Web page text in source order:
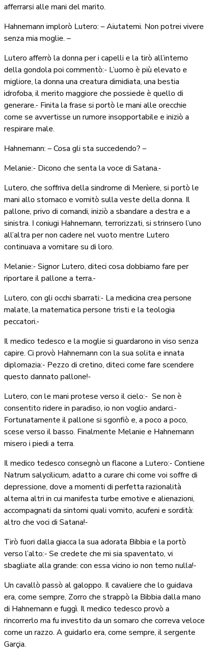
afferrarsi alle mani del marito.
Hahnemann implorò Lutero: – Aiutatemi. Non potrei vivere
senza mia moglie. –
Lutero afferrò la donna per i capelli e la tirò all’interno
della gondola poi commentò:- L’uomo è più elevato e
migliore, la donna una creatura dimidiata, una bestia
idrofoba, il merito maggiore che possiede è quello di
generare.- Finita la frase si portò le mani alle orecchie
come se avvertisse un rumore insopportabile e iniziò a
respirare male.
Hahnemann: – Cosa gli sta succedendo? –
Melanie:- Dicono che senta la voce di Satana.-
Lutero, che soffriva della sindrome di Menìere, si portò le
mani allo stomaco e vomitò sulla veste della donna. Il
pallone, privo di comandi, iniziò a sbandare a destra e a
sinistra. I coniugi Hahnemann, terrorizzati, si strinsero l’uno
all’altra per non cadere nel vuoto mentre Lutero
continuava a vomitare su di loro.
Melanie:- Signor Lutero, diteci cosa dobbiamo fare per
riportare il pallone a terra.-
Lutero, con gli occhi sbarrati:- La medicina crea persone
malate, la matematica persone tristi e la teologia
peccatori.-
Il medico tedesco e la moglie si guardarono in viso senza
capire. Ci provò Hahnemann con la sua solita e innata
diplomazia:- Pezzo di cretino, diteci come fare scendere
questo dannato pallone!-
Lutero, con le mani protese verso il cielo:- Se non è
consentito ridere in paradiso, io non voglio andarci.-
Fortunatamente il pallone si sgonfiò e, a poco a poco,
scese verso il basso. Finalmente Melanie e Hahnemann
misero i piedi a terra.
Il medico tedesco consegnò un flacone a Lutero:- Contiene
Natrum salycilicum, adatto a curare chi come voi soffre di
depressione, dove a momenti di perfetta razionalità
alterna altri in cui manifesta turbe emotive e alienazioni,
accompagnati da sintomi quali vomito, acufeni e sordità:
altro che voci di Satana!-
Tirò fuori dalla giacca la sua adorata Bibbia e la portò
verso l’alto:- Se credete che mi sia spaventato, vi
sbagliate alla grande: con essa vicino io non temo nulla!-
Un cavallò passò al galoppo. Il cavaliere che lo guidava
era, come sempre, Zorro che strappò la Bibbia dalla mano
di Hahnemann e fuggì. Il medico tedesco provò a
rincorrerlo ma fu investito da un somaro che correva veloce
come un razzo. A guidarlo era, come sempre, il sergente
Garçia.